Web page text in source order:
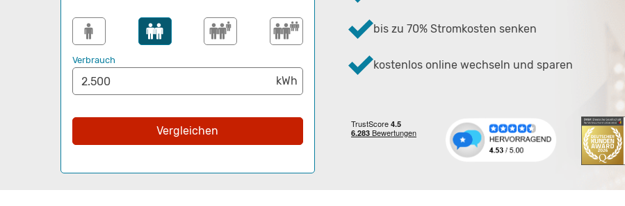
Verbrauch
Vergleichen
bis zu 70% Stromkosten senken
kostenlos online wechseln und sparen